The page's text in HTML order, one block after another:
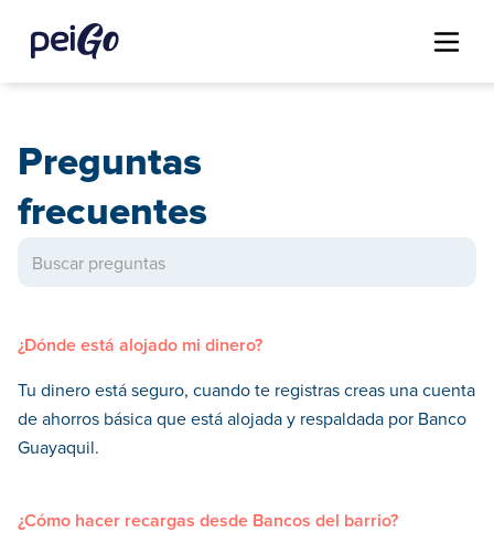
Preguntas
frecuentes
¿Dónde está alojado mi dinero?
Tu dinero está seguro, cuando te registras creas una cuenta
de ahorros básica que está alojada y respaldada por Banco
Guayaquil.
¿Cómo hacer recargas desde Bancos del barrio?